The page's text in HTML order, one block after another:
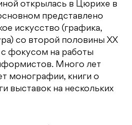
открылась в Цюрихе в
представлено
искусство (графика,
со второй половины ХХ
фокусом на работы
Много лет
монографии, книги о
выставок на нескольких